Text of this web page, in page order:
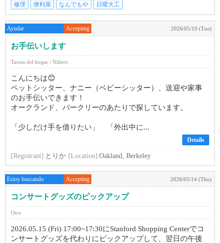
修理 便利屋 なんでもや 日曜大工
Ayudar Accepting 2026/05/19 (Tue)
お手伝いします
Tareas del hogar / Niñero
こんにちは😊
ペットシッター、ナニー（ベビーシッター）、送迎や家事
のお手伝いできます！
オークランド、バークリーのあたりで探しています。
「少しだけ手を借りたい」 「外出中に...
Details
[Registrant] とりか [Location] Oakland, Berkeley
Estoy buscando Accepting 2026/05/14 (Thu)
コンサートグッズのピックアップ
Otro
2026.05.15 (Fri) 17:00~17:30にStanford Shopping Centerでコ
ンサートグッズを代わりにピックアップして、翌日の午後